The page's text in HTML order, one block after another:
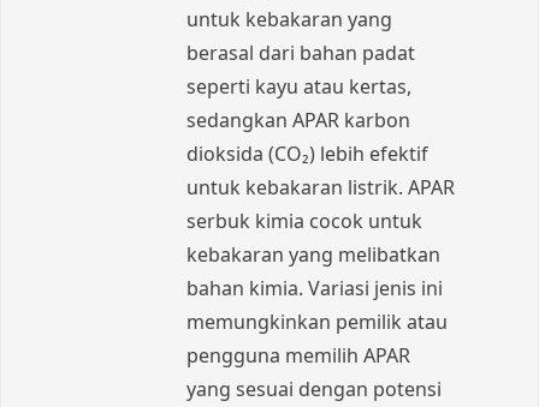
untuk kebakaran yang
berasal dari bahan padat
seperti kayu atau kertas,
sedangkan APAR karbon
dioksida (CO₂) lebih efektif
untuk kebakaran listrik. APAR
serbuk kimia cocok untuk
kebakaran yang melibatkan
bahan kimia. Variasi jenis ini
memungkinkan pemilik atau
pengguna memilih APAR
yang sesuai dengan potensi